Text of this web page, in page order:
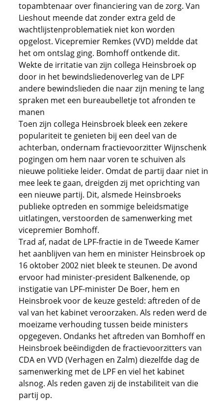
topambtenaar over financiering van de zorg. Van
Lieshout meende dat zonder extra geld de
wachtlijstenproblematiek niet kon worden
opgelost. Vicepremier Remkes (VVD) meldde dat
het om ontslag ging. Bomhoff ontkende dit.
Wekte de irritatie van zijn collega Heinsbroek op
door in het bewindsliedenoverleg van de LPF
andere bewindslieden die naar zijn mening te lang
spraken met een bureaubelletje tot afronden te
manen
Toen zijn collega Heinsbroek bleek een zekere
populariteit te genieten bij een deel van de
achterban, ondernam fractievoorzitter Wijnschenk
pogingen om hem naar voren te schuiven als
nieuwe politieke leider. Omdat de partij daar niet in
mee leek te gaan, dreigden zij met oprichting van
een nieuwe partij. Dit, alsmede Heinsbroeks
publieke optreden en sommige beleidsmatige
uitlatingen, verstoorden de samenwerking met
vicepremier Bomhoff.
Trad af, nadat de LPF-fractie in de Tweede Kamer
het aanblijven van hem en minister Heinsbroek op
16 oktober 2002 niet bleek te steunen. De avond
ervoor had minister-president Balkenende, op
instigatie van LPF-minister De Boer, hem en
Heinsbroek voor de keuze gesteld: aftreden of de
val van het kabinet veroorzaken. Als reden werd de
moeizame verhouding tussen beide ministers
opgegeven. Ondanks het aftreden van Bomhoff en
Heinsbroek beëindigden de fractievoorzitters van
CDA en VVD (Verhagen en Zalm) diezelfde dag de
samenwerking met de LPF en viel het kabinet
alsnog. Als reden gaven zij de instabiliteit van die
partij op.